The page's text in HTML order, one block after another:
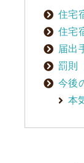
住宅
住宅
届出
罰則
今後
本